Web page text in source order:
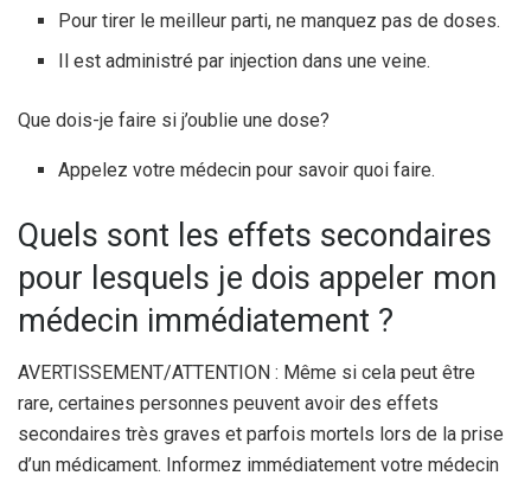
Pour tirer le meilleur parti, ne manquez pas de doses.
Il est administré par injection dans une veine.
Que dois-je faire si j’oublie une dose?
Appelez votre médecin pour savoir quoi faire.
Quels sont les effets secondaires
pour lesquels je dois appeler mon
médecin immédiatement ?
AVERTISSEMENT/ATTENTION : Même si cela peut être
rare, certaines personnes peuvent avoir des effets
secondaires très graves et parfois mortels lors de la prise
d’un médicament. Informez immédiatement votre médecin